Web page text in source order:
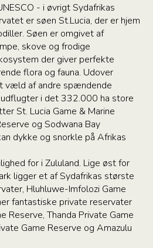
- i øvrigt Sydafrikas
er søen St.Lucia, der er hjem
Søen er omgivet af
skove og frodige
der giver perfekte
flora og fauna. Udover
væld af andre spændende
i det 332.000 ha store
St. Lucia Game & Marine
og Sodwana Bay
dykke og snorkle på Afrikas
for i Zululand. Lige øst for
ligger et af Sydafrikas største
Hluhluwe-Imfolozi Game
fantastiske private reservater
Reserve, Thanda Private Game
Game Reserve og Amazulu